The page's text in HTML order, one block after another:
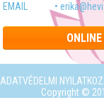
EMAIL
•
ADATVÉDELMI
Copyright ©